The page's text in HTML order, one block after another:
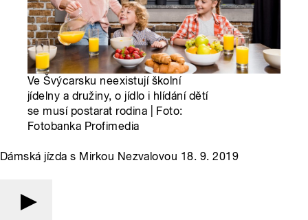
Ve Švýcarsku neexistují školní
jídelny a družiny, o jídlo i hlídání dětí
se musí postarat rodina | Foto:
Fotobanka Profimedia
Dámská jízda s Mirkou Nezvalovou 18. 9. 2019